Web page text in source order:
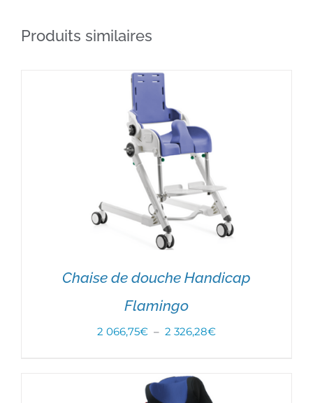
Produits similaires
Chaise de douche Handicap
Flamingo
2 066,75€ – 2 326,28€Plage